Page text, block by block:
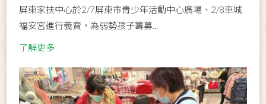
屏東家扶中心於2/7屏東市青少年活動中心廣場、2/8車城
福安宮進行義賣，為弱勢孩子籌募...
了解更多